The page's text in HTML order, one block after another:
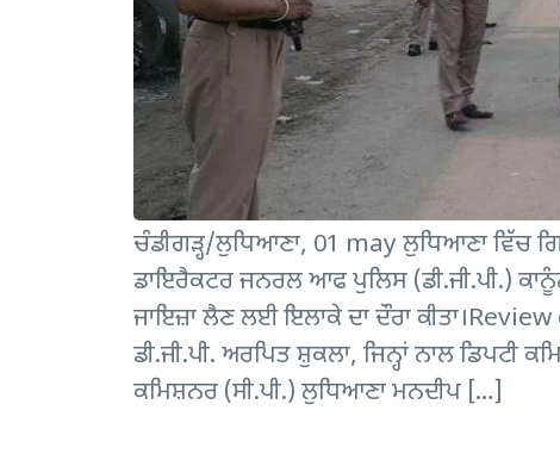
ਚੰਡੀਗੜ੍ਹ/ਲੁਧਿਆਣਾ, 01 may ਲੁਧਿਆਣਾ ਵਿੱਚ
ਡਾਇਰੈਕਟਰ ਜਨਰਲ ਆਫ ਪੁਲਿਸ (ਡੀ.ਜੀ.ਪੀ.)
ਜਾਇਜ਼ਾ ਲੈਣ ਲਈ ਇਲਾਕੇ ਦਾ ਦੌਰਾ
ਡੀ.ਜੀ.ਪੀ. ਅਰਪਿਤ ਸ਼ੁਕਲਾ, ਜਿਨ੍ਹਾਂ ਨਾਲ ਡਿਪਟੀ
ਕਮਿਸ਼ਨਰ (ਸੀ.ਪੀ.) ਲੁਧਿਆਣਾ ਮਨਦੀਪ […]